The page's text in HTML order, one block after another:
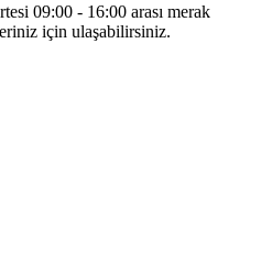
09:00 - 16:00 arası merak
için ulaşabilirsiniz.